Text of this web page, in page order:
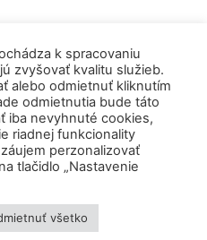
k spracovaniu
zvyšovať kvalitu služieb.
alebo odmietnuť kliknutím
odmietnutia bude táto
iba nevyhnuté cookies,
riadnej funkcionality
perzonalizovať
tlačidlo „Nastavenie
všetko